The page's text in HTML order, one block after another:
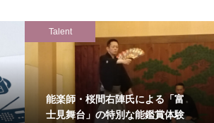
Talent
能楽師・桜間右陣氏による「富
士見舞台」の特別な能鑑賞体験